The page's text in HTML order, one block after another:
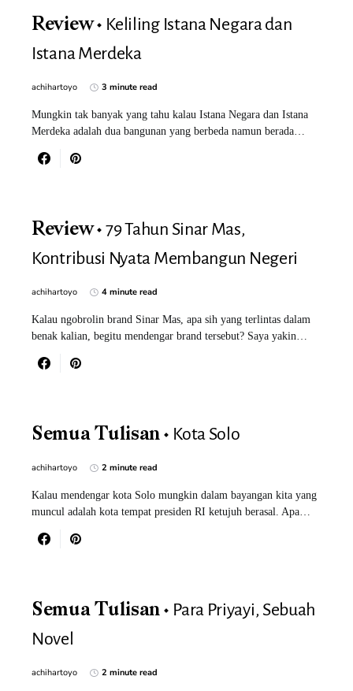
Review
Keliling Istana Negara dan
Istana Merdeka
achihartoyo 3 minute read
Mungkin tak banyak yang tahu kalau Istana Negara dan Istana
Merdeka adalah dua bangunan yang berbeda namun berada…
Review
79 Tahun Sinar Mas,
Kontribusi Nyata Membangun Negeri
achihartoyo 4 minute read
Kalau ngobrolin brand Sinar Mas, apa sih yang terlintas dalam
benak kalian, begitu mendengar brand tersebut? Saya yakin…
Semua Tulisan Kota Solo
achihartoyo 2 minute read
Kalau mendengar kota Solo mungkin dalam bayangan kita yang
muncul adalah kota tempat presiden RI ketujuh berasal. Apa…
Semua Tulisan
Para Priyayi, Sebuah
Novel
achihartoyo 2 minute read